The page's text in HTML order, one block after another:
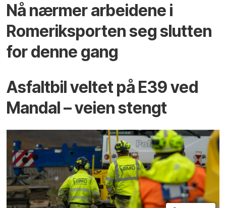
Nå nærmer arbeidene i
Romeriksporten seg slutten
for denne gang
Asfaltbil veltet på E39 ved
Mandal – veien stengt